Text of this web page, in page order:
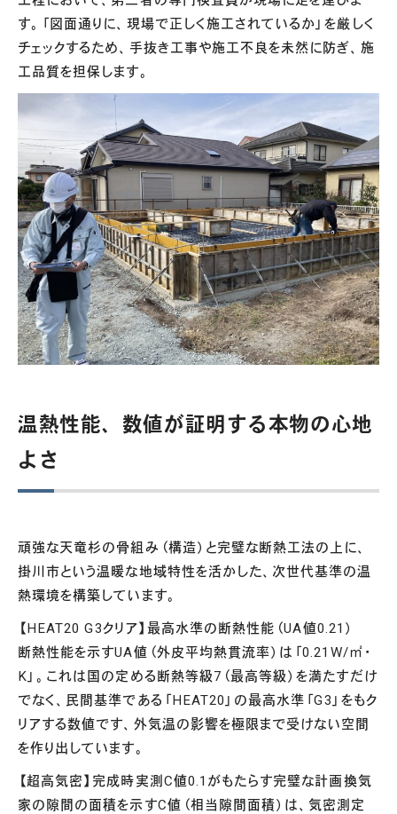
す。「図面通りに、現場で正しく施工されているか」を厳しく
チェックするため、手抜き工事や施工不良を未然に防ぎ、施
工品質を担保します。
温熱性能、数値が証明する本物の心地
よさ
頑強な天竜杉の骨組み（構造）と完璧な断熱工法の上に、
掛川市という温暖な地域特性を活かした、次世代基準の温
熱環境を構築しています。
【HEAT20 G3クリア】最高水準の断熱性能（UA値0.21）
断熱性能を示すUA値（外皮平均熱貫流率）は「0.21W/㎡・
K」。これは国の定める断熱等級7（最高等級）を満たすだけ
でなく、民間基準である「HEAT20」の最高水準「G3」をもク
リアする数値です、外気温の影響を極限まで受けない空間
を作り出しています。
【超高気密】完成時実測C値0.1がもたらす完璧な計画換気
家の隙間の面積を示すC値（相当隙間面積）は、気密測定